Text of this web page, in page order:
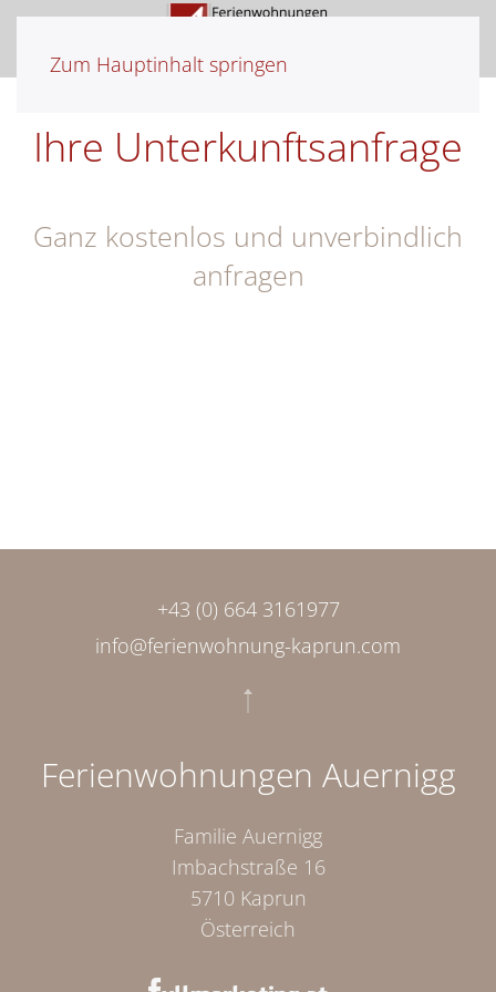
Zum Hauptinhalt springen
Ihre Unterkunftsanfrage
Ganz kostenlos und unverbindlich
anfragen
+43 (0) 664 3161977
info@ferienwohnung-kaprun.com
Ferienwohnungen Auernigg
Familie Auernigg
Imbachstraße 16
5710 Kaprun
Österreich